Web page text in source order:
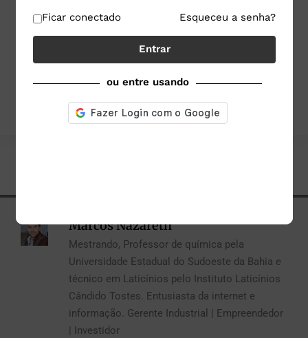
imagem:
https://foodsafetybrazil.wordpress.com/page/472/
Marcos Nazareth
Mestrando, Professor de química pela
Universidade Estadual do Sudoeste da Bahia e
técnico em Laticínios pelo Instituto Laticínios
Cândido Tostes. Entusiasta da internet e
informação. Gerente Industrial | Empreendedor
| Investidor
Ficar conectado Esqueceu a senha?
Entrar
ou entre usando